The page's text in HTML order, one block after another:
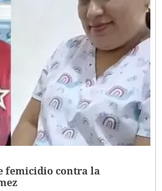
femicidio contra la